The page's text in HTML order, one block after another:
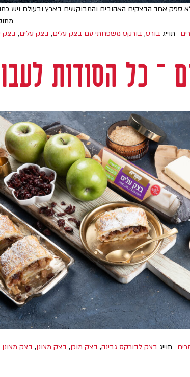
ספק אחד הבצקים האהובים והמבוקשים בארץ ובעולם ויש
תוייג בורס, בורקס משפחתי עם בצק עלים, בצק עלים, בצק
– כל הסודות
תוייג בצק לבורקס גבינה, בצק מוכן, בצק מצונן, בצק